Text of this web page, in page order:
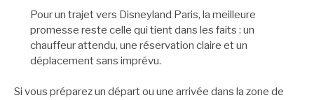
Pour un trajet vers Disneyland Paris, la meilleure
promesse reste celle qui tient dans les faits : un
chauffeur attendu, une réservation claire et un
déplacement sans imprévu.
Si vous préparez un départ ou une arrivée dans la zone de